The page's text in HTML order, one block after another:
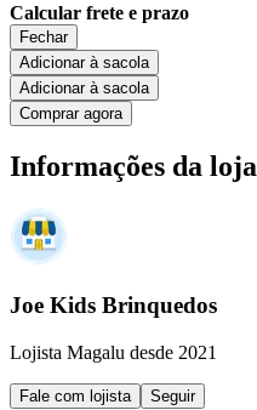
Calcular frete e prazo
Fechar
Adicionar à sacola
Adicionar à sacola
Comprar agora
Informações da loja
Joe Kids Brinquedos
Lojista Magalu desde 2021
Fale com lojista Seguir